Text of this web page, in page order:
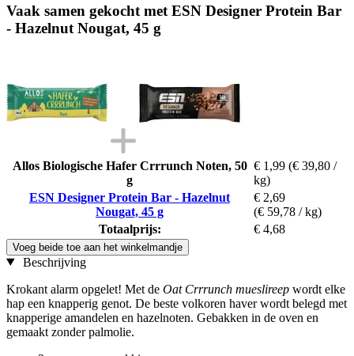
Vaak samen gekocht met ESN Designer Protein Bar
- Hazelnut Nougat, 45 g
Allos Biologische Hafer Crrrunch Noten, 50
g
€ 1,99 (€ 39,80 /
kg)
ESN Designer Protein Bar - Hazelnut
Nougat, 45 g
€ 2,69
(€ 59,78 / kg)
Totaalprijs:
€ 4,68
Voeg beide toe aan het winkelmandje
Beschrijving
Krokant alarm opgelet! Met de Oat Crrrunch mueslireep wordt elke
hap een knapperig genot. De beste volkoren haver wordt belegd met
knapperige amandelen en hazelnoten. Gebakken in de oven en
gemaakt zonder palmolie.